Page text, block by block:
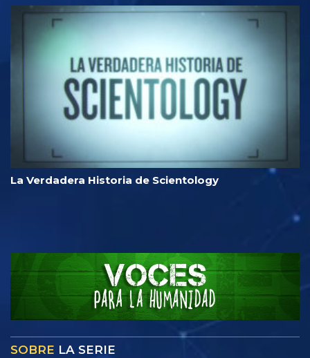
La Verdadera Historia de Scientology
SOBRE LA SERIE